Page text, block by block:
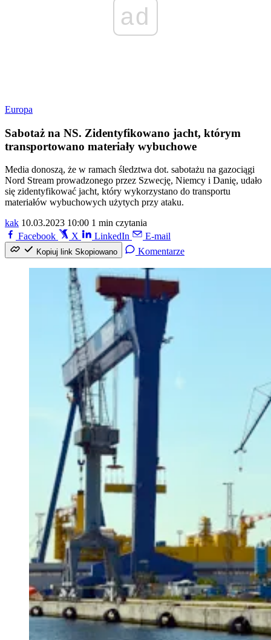
ad
Europa
Sabotaż na NS. Zidentyfikowano jacht, którym
transportowano materiały wybuchowe
Media donoszą, że w ramach śledztwa dot. sabotażu na gazociągi
Nord Stream prowadzonego przez Szwecję, Niemcy i Danię, udało
się zidentyfikować jacht, który wykorzystano do transportu
materiałów wybuchowych użytych przy ataku.
kak 10.03.2023 10:00 1 min czytania
Facebook
X LinkedIn E-mail
Kopiuj link Skopiowano Komentarze